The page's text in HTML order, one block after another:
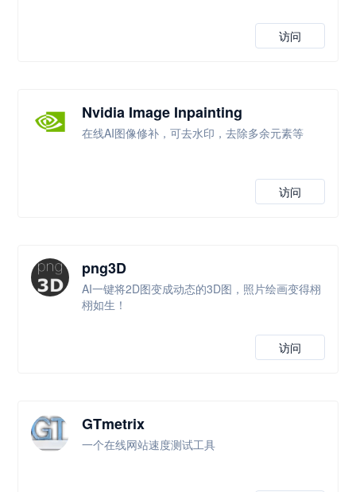
访问
Nvidia Image Inpainting
在线AI图像修补，可去水印，去除多余元素等
访问
png3D
AI一键将2D图变成动态的3D图，照片绘画变得栩
栩如生！
访问
GTmetrix
一个在线网站速度测试工具